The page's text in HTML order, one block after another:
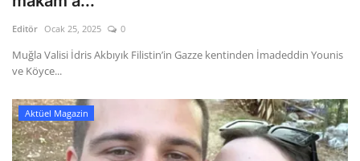
Editör Ocak 25, 2025 0
Muğla Valisi İdris Akbıyık Filistin’in Gazze kentinden İmadeddin Younis
ve Köyce...
Aktüel Magazin